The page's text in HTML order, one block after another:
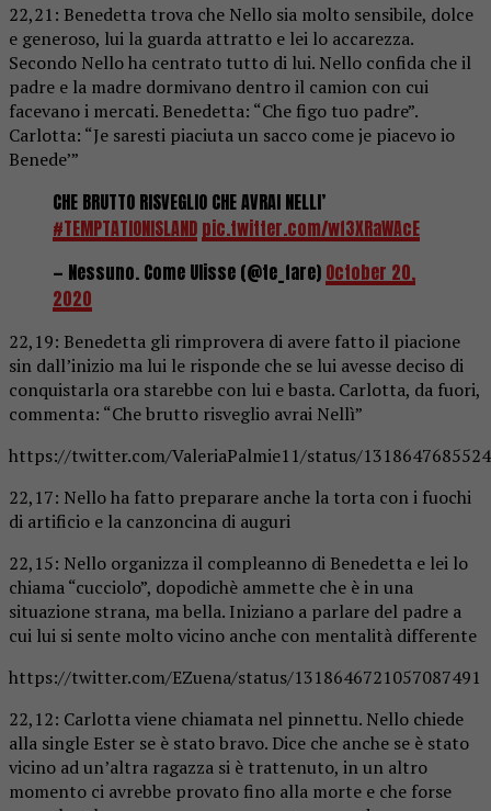
22,21: Benedetta trova che Nello sia molto sensibile, dolce
e generoso, lui la guarda attratto e lei lo accarezza.
Secondo Nello ha centrato tutto di lui. Nello confida che il
padre e la madre dormivano dentro il camion con cui
facevano i mercati. Benedetta: “Che figo tuo padre”.
Carlotta: “Je saresti piaciuta un sacco come je piacevo io
Benede’”
CHE BRUTTO RISVEGLIO CHE AVRAI NELLI’
#TEMPTATIONISLAND pic.twitter.com/wf3XRaWAcE
— Nessuno. Come Ulisse (@te_fare) October 20,
2020
22,19: Benedetta gli rimprovera di avere fatto il piacione
sin dall’inizio ma lui le risponde che se lui avesse deciso di
conquistarla ora starebbe con lui e basta. Carlotta, da fuori,
commenta: “Che brutto risveglio avrai Nellì”
https://twitter.com/ValeriaPalmie11/status/
22,17: Nello ha fatto preparare anche la torta con i fuochi
di artificio e la canzoncina di auguri
22,15: Nello organizza il compleanno di Benedetta e lei lo
chiama “cucciolo”, dopodichè ammette che è in una
situazione strana, ma bella. Iniziano a parlare del padre a
cui lui si sente molto vicino anche con mentalità differente
https://twitter.com/EZuena/status/1318646721057087491
22,12: Carlotta viene chiamata nel pinnettu. Nello chiede
alla single Ester se è stato bravo. Dice che anche se è stato
vicino ad un’altra ragazza si è trattenuto, in un altro
momento ci avrebbe provato fino alla morte e che forse